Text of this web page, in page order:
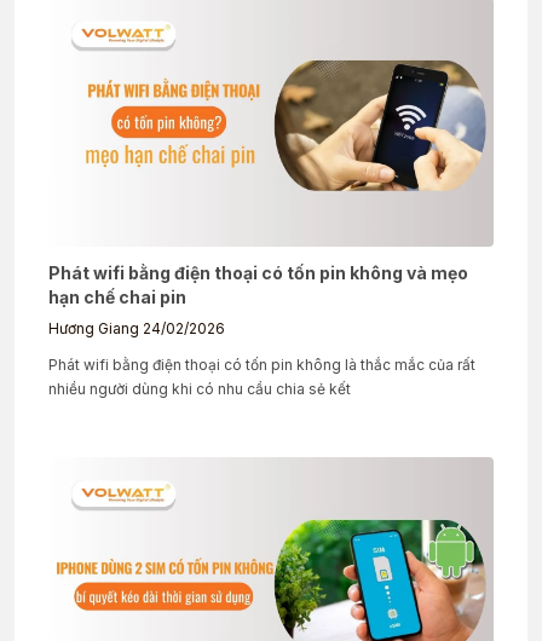
Phát wifi bằng điện thoại có tốn pin không và mẹo
hạn chế chai pin
Hương Giang 24/02/2026
Phát wifi bằng điện thoại có tốn pin không là thắc mắc của rất
nhiều người dùng khi có nhu cầu chia sẻ kết